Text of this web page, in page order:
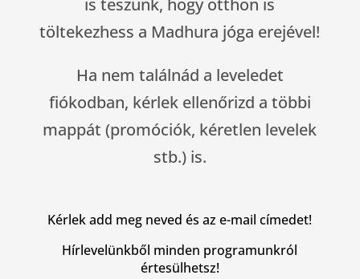
töltekezhess a Madhura jóga erejével!
Ha nem találnád a leveledet
fiókodban, kérlek ellenőrizd a többi
mappát (promóciók, kéretlen levelek
stb.) is.
Kérlek add meg neved és az e-mail címedet!
Hírlevelünkből minden programunkról
értesülhetsz!